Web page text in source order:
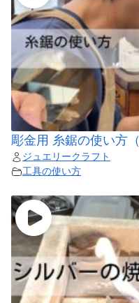
彫金用 糸鋸の使い方
ジュエリークラフト
工具の使い方